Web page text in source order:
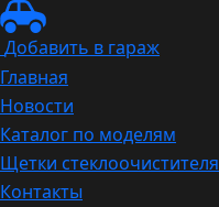
Добавить в гараж
Главная
Новости
Каталог по моделям
Щетки стеклоочистителя
Контакты